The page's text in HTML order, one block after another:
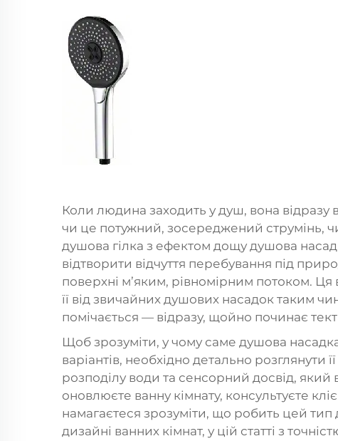
Коли людина заходить у душ, вона відразу
чи це потужний, зосереджений струмінь,
душова гілка з ефектом дощу душова
відтворити відчуття перебування під
поверхні м’яким, рівномірним потоком. Ця
її від звичайних душових насадок таким
помічається — відразу, щойно починає
Щоб зрозуміти, у чому саме душова
варіантів, необхідно детально розглянути
розподілу води та сенсорний досвід,
оновлюєте ванну кімнату, консультуєте
намагаєтеся зрозуміти, що робить цей
дизайні ванних кімнат, у цій статті з